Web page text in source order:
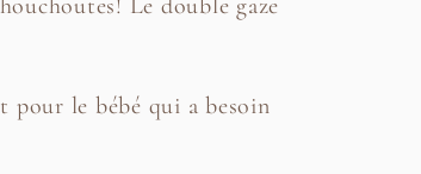
Le double gaze
pour le bébé qui a besoin